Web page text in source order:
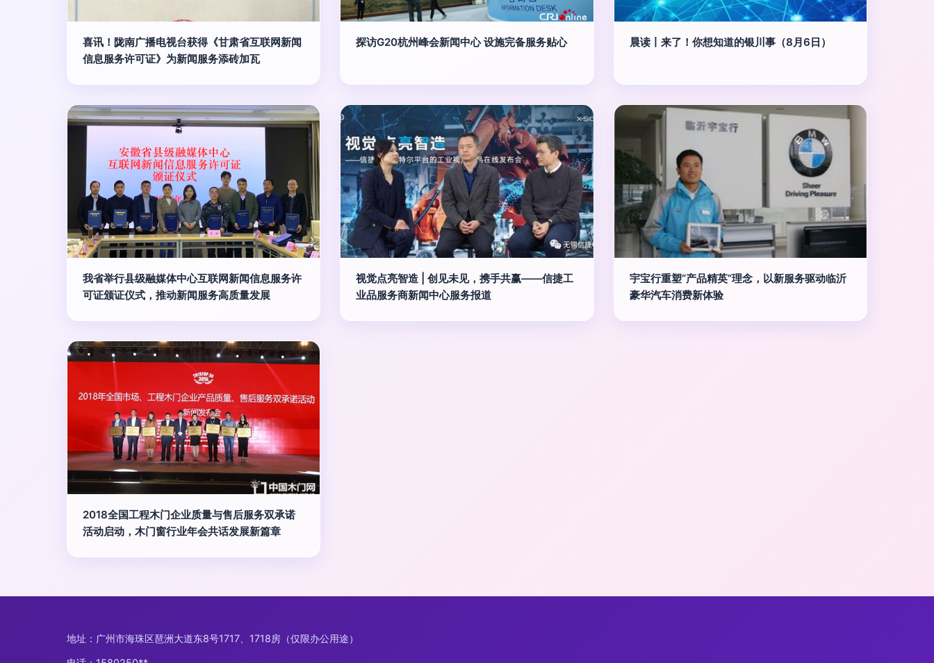
喜讯！陇南广播电视台获得《甘肃省互联网新闻
信息服务许可证》为新闻服务添砖加瓦
探访G20杭州峰会新闻中心 设施完备服务贴心 晨读丨来了！你想知道的银川事（8月6日）
我省举行县级融媒体中心互联网新闻信息服务许
可证颁证仪式，推动新闻服务高质量发展
视觉点亮智造 | 创见未见，携手共赢——信捷工
业品服务商新闻中心服务报道
宇宝行重塑“产品精英”理念，以新服务驱动临沂
豪华汽车消费新体验
2018全国工程木门企业质量与售后服务双承诺
活动启动，木门窗行业年会共话发展新篇章
地址：广州市海珠区琶洲大道东8号1717、1718房（仅限办公用途）